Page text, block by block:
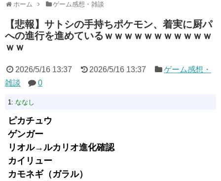
ホーム ゲーム感想・雑談
【悲報】サトシの手持ちポケモン、着実に厨パ
への進行を進めているｗｗｗｗｗｗｗｗｗｗｗ
ｗｗ
2026/5/16 13:37 2026/5/16 13:37
ゲーム感想・
雑談
0
1: ななし
ピカチュウ
ゲンガー
リオル→ルカリオ進化確認
カイリュー
カモネギ（ガラル）